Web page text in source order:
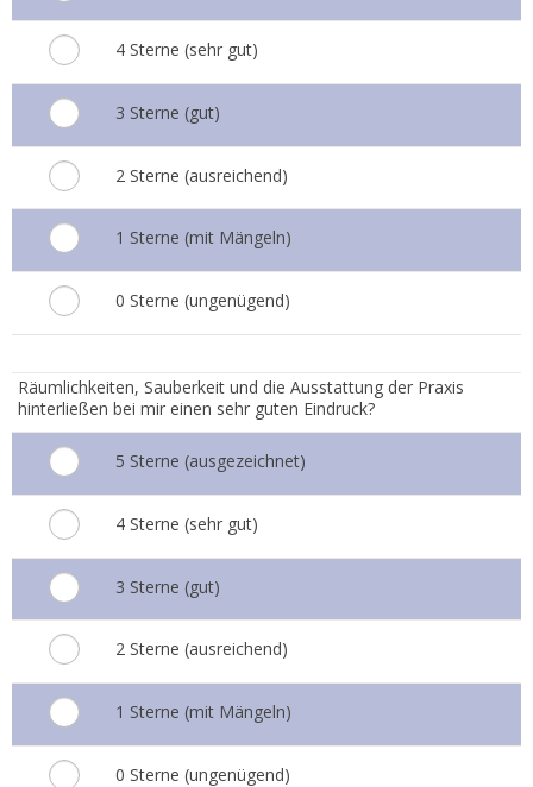
4 Sterne (sehr gut)
3 Sterne (gut)
2 Sterne (ausreichend)
1 Sterne (mit Mängeln)
0 Sterne (ungenügend)
Räumlichkeiten, Sauberkeit und die Ausstattung der Praxis
hinterließen bei mir einen sehr guten Eindruck?
5 Sterne (ausgezeichnet)
4 Sterne (sehr gut)
3 Sterne (gut)
2 Sterne (ausreichend)
1 Sterne (mit Mängeln)
0 Sterne (ungenügend)